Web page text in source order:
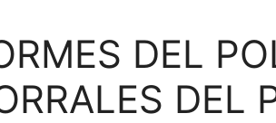
DEL
DEL